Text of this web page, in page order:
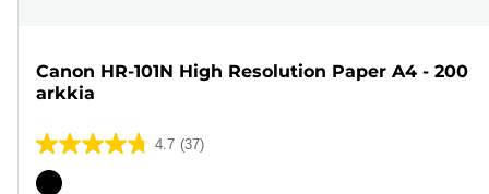
Canon HR-101N High Resolution Paper A4 - 200
arkkia
4.7 (37)
4.7/5
tähteä.
Värikasetti